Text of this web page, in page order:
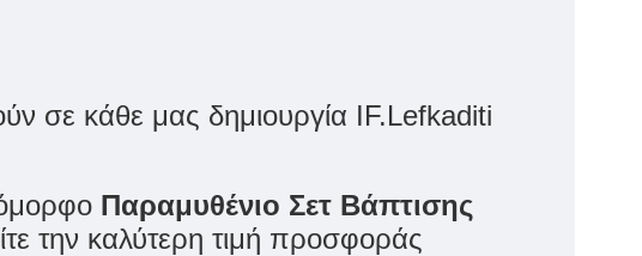
σε κάθε μας δημιουργία IF.Lefkaditi
Παραμυθένιο Σετ Βάπτισης
την καλύτερη τιμή προσφοράς